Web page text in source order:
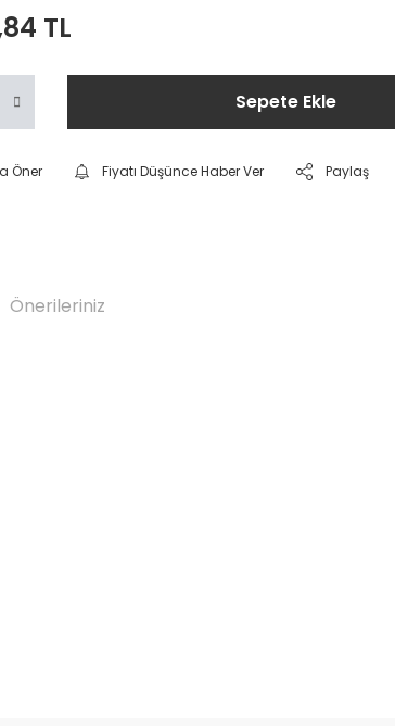
TL
Sepete Ekle
Öner Fiyatı Düşünce Haber Ver Paylaş
Önerileriniz